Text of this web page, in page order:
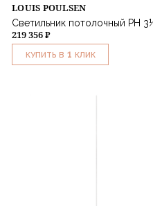
LOUIS POULSEN
Светильник потолочный PH
219 356 ₽
КУПИТЬ В 1 КЛИК